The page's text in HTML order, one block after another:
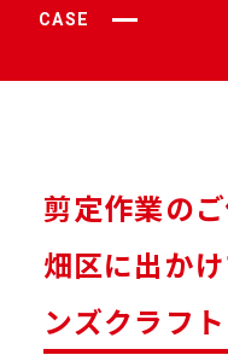
CASE
剪定作業の
畑区に出か
ンズクラフ